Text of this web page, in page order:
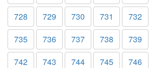
728
729 730 731 732
735
736 737 738 739
742
743 744 745 746